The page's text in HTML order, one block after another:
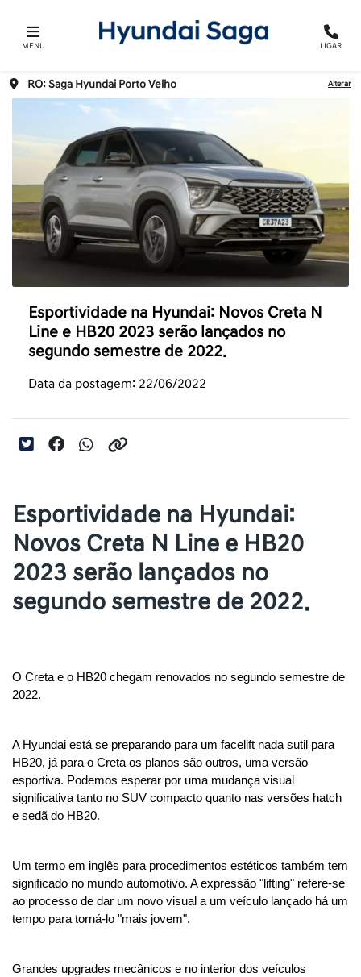
MENU LIGAR
RO: Saga Hyundai Porto Velho Alterar
Esportividade na Hyundai: Novos Creta N
Line e HB20 2023 serão lançados no
segundo semestre de 2022.
Data da postagem: 22/06/2022
Esportividade na Hyundai:
Novos Creta N Line e HB20
2023 serão lançados no
segundo semestre de 2022.
O Creta e o HB20 chegam renovados no segundo semestre de
2022.
A Hyundai está se preparando para um facelift nada sutil para
HB20, já para o Creta os planos são outros, uma versão
esportiva. Podemos esperar por uma mudança visual
significativa tanto no SUV compacto quanto nas versões hatch
e sedã do HB20.
Um termo em inglês para procedimentos estéticos também tem
significado no mundo automotivo. A expressão "lifting" refere-se
ao processo de dar um novo visual a um veículo lançado há um
tempo para torná-lo "mais jovem".
Grandes upgrades mecânicos e no interior dos veículos